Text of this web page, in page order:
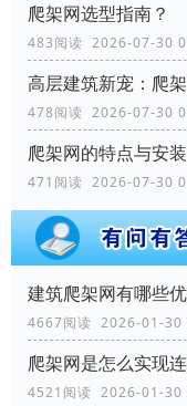
爬架网选型指南？
483阅读 2026-07-30
高层建筑新宠：爬
478阅读 2026-07-30
爬架网的特点与安
471阅读 2026-07-30
建筑爬架网有哪些
4667阅读 2026-01-30
爬架网是怎么实现
4521阅读 2026-01-30